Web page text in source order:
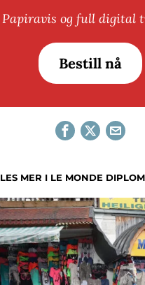
Papiravis og full digital
Bestill nå
LES MER I LE MONDE